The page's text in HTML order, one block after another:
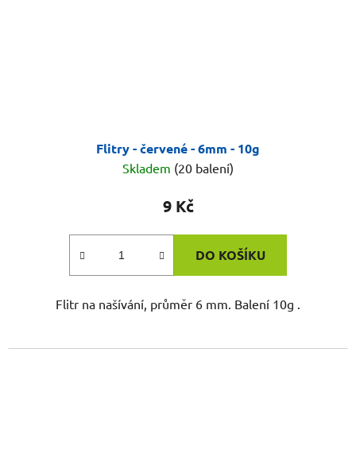
Flitry - červené - 6mm - 10g
Skladem (20 balení)
9 Kč
DO KOŠÍKU
Flitr na našívání, průměr 6 mm. Balení 10g .